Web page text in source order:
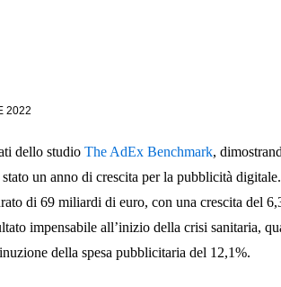
2022
dello studioThe AdEx Benchmark,
un anno di crescita per la pubblicità
di 69 miliardi di euro, con una crescita del
impensabile all’inizio della crisi sanitaria,
della spesa pubblicitaria del 12,1%.